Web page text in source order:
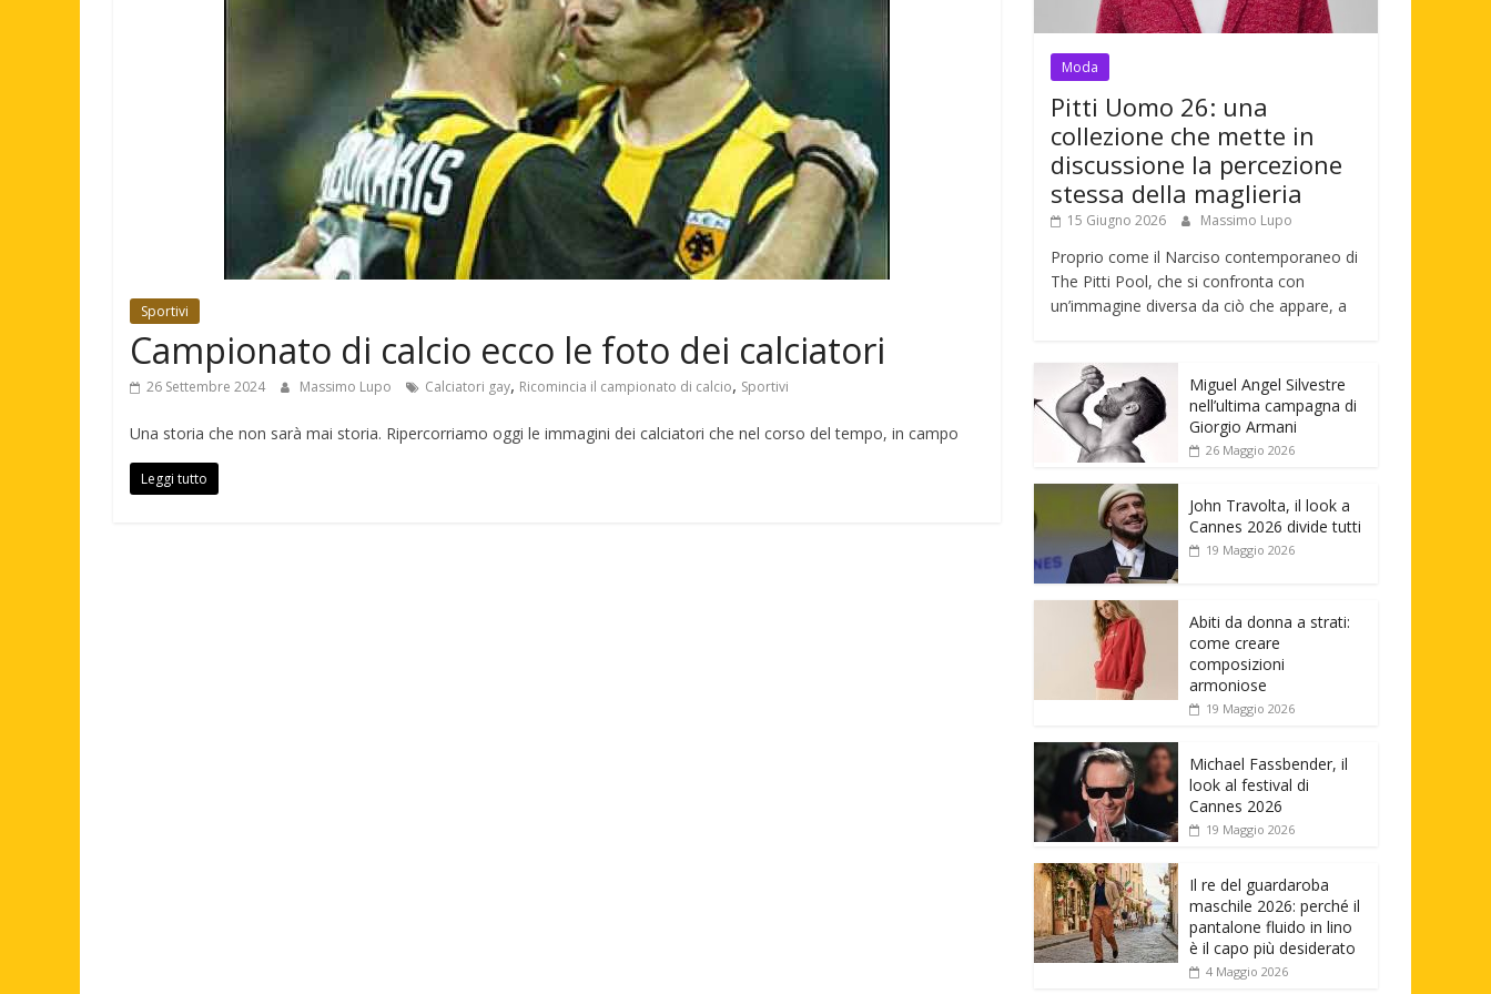
Sportivi
Campionato di calcio ecco le foto dei calciatori
26 Settembre 2024 Massimo Lupo Calciatori gay, Ricomincia il campionato di calcio, Sportivi
Una storia che non sarà mai storia. Ripercorriamo oggi le immagini dei calciatori che nel corso del tempo, in campo
Leggi tutto
Moda
Pitti Uomo 26: una
collezione che mette in
discussione la percezione
stessa della maglieria
15 Giugno 2026 Massimo Lupo
Proprio come il Narciso contemporaneo di
The Pitti Pool, che si confronta con
un’immagine diversa da ciò che appare, a
Miguel Angel Silvestre
nell’ultima campagna di
Giorgio Armani
26 Maggio 2026
John Travolta, il look a
Cannes 2026 divide tutti
19 Maggio 2026
Abiti da donna a strati:
come creare
composizioni
armoniose
19 Maggio 2026
Michael Fassbender, il
look al festival di
Cannes 2026
19 Maggio 2026
Il re del guardaroba
maschile 2026: perché il
pantalone fluido in lino
è il capo più desiderato
4 Maggio 2026